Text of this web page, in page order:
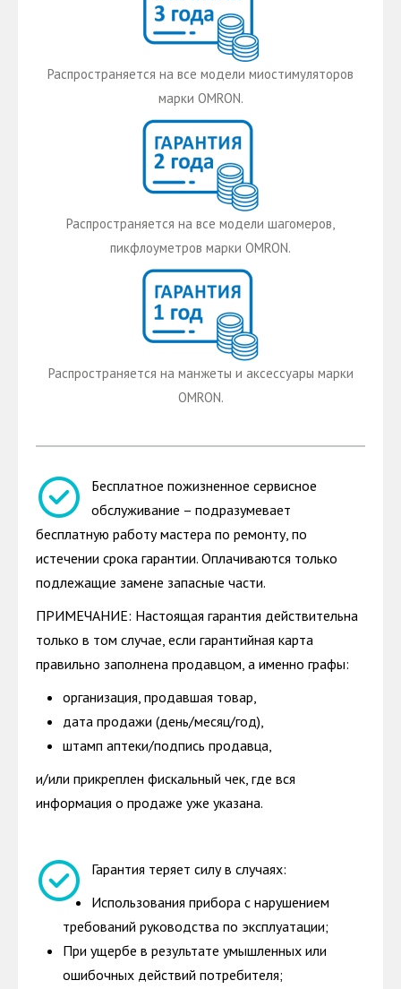
Распространяется на все модели миостимуляторов
марки OMRON.
Распространяется на все модели шагомеров,
пикфлоуметров марки OMRON.
Распространяется на манжеты и аксессуары марки
OMRON.
Бесплатное пожизненное сервисное
обслуживание – подразумевает
бесплатную работу мастера по ремонту, по
истечении срока гарантии. Оплачиваются только
подлежащие замене запасные части.
ПРИМЕЧАНИЕ: Настоящая гарантия действительна
только в том случае, если гарантийная карта
правильно заполнена продавцом, а именно графы:
организация, продавшая товар,
дата продажи (день/месяц/год),
штамп аптеки/подпись продавца,
и/или прикреплен фискальный чек, где вся
информация о продаже уже указана.
Гарантия теряет силу в случаях:
Использования прибора с нарушением
требований руководства по эксплуатации;
При ущербе в результате умышленных или
ошибочных действий потребителя;